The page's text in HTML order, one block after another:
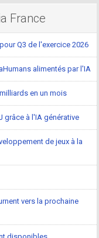
France
Q3 de l'exercice 2026
alimentés par l'IA
en un mois
grâce à l'IA générative
de jeux à la
vers la prochaine